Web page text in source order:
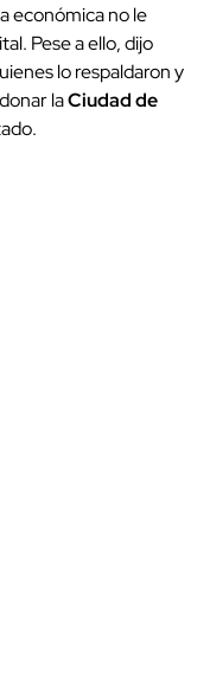
económica no le
Pese a ello, dijo
lo respaldaron y
laCiudad de